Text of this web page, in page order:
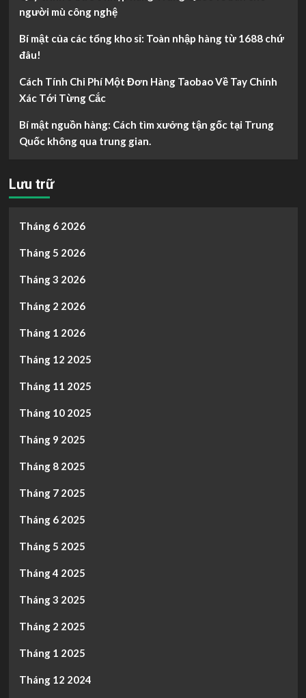
người mù công nghệ
Bí mật của các tổng kho sỉ: Toàn nhập hàng từ 1688 chứ
đâu!
Cách Tính Chi Phí Một Đơn Hàng Taobao Về Tay Chính
Xác Tới Từng Cắc
Bí mật nguồn hàng: Cách tìm xưởng tận gốc tại Trung
Quốc không qua trung gian.
Lưu trữ
Tháng 6 2026
Tháng 5 2026
Tháng 3 2026
Tháng 2 2026
Tháng 1 2026
Tháng 12 2025
Tháng 11 2025
Tháng 10 2025
Tháng 9 2025
Tháng 8 2025
Tháng 7 2025
Tháng 6 2025
Tháng 5 2025
Tháng 4 2025
Tháng 3 2025
Tháng 2 2025
Tháng 1 2025
Tháng 12 2024